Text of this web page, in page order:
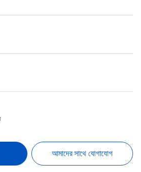
আমাদের সাথে যোগাযোগ